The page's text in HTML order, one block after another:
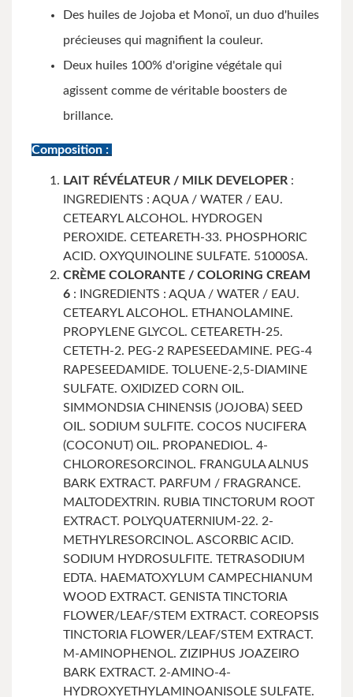
Des huiles de Jojoba et Monoï, un duo d'huiles
précieuses qui magnifient la couleur.
Deux huiles 100% d'origine végétale qui
agissent comme de véritable boosters de
brillance.
Composition :
LAIT RÉVÉLATEUR / MILK DEVELOPER :
INGREDIENTS : AQUA / WATER / EAU.
CETEARYL ALCOHOL. HYDROGEN
PEROXIDE. CETEARETH-33. PHOSPHORIC
ACID. OXYQUINOLINE SULFATE. 51000SA.
CRÈME COLORANTE / COLORING CREAM
6 : INGREDIENTS : AQUA / WATER / EAU.
CETEARYL ALCOHOL. ETHANOLAMINE.
PROPYLENE GLYCOL. CETEARETH-25.
CETETH-2. PEG-2 RAPESEEDAMINE. PEG-4
RAPESEEDAMIDE. TOLUENE-2,5-DIAMINE
SULFATE. OXIDIZED CORN OIL.
SIMMONDSIA CHINENSIS (JOJOBA) SEED
OIL. SODIUM SULFITE. COCOS NUCIFERA
(COCONUT) OIL. PROPANEDIOL. 4-
CHLORORESORCINOL. FRANGULA ALNUS
BARK EXTRACT. PARFUM / FRAGRANCE.
MALTODEXTRIN. RUBIA TINCTORUM ROOT
EXTRACT. POLYQUATERNIUM-22. 2-
METHYLRESORCINOL. ASCORBIC ACID.
SODIUM HYDROSULFITE. TETRASODIUM
EDTA. HAEMATOXYLUM CAMPECHIANUM
WOOD EXTRACT. GENISTA TINCTORIA
FLOWER/LEAF/STEM EXTRACT. COREOPSIS
TINCTORIA FLOWER/LEAF/STEM EXTRACT.
M-AMINOPHENOL. ZIZIPHUS JOAZEIRO
BARK EXTRACT. 2-AMINO-4-
HYDROXYETHYLAMINOANISOLE SULFATE.